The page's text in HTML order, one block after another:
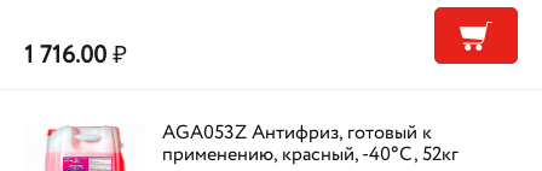
1 716.00₽
AGA053Z Антифриз, готовый к
применению, красный, -40°С, 52кг